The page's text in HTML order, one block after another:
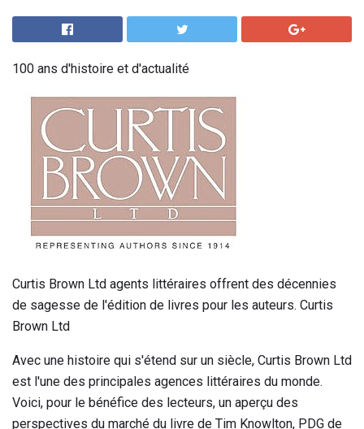
100 ans d'histoire et d'actualité
Curtis Brown Ltd agents littéraires offrent des décennies
de sagesse de l'édition de livres pour les auteurs. Curtis
Brown Ltd
Avec une histoire qui s'étend sur un siècle, Curtis Brown Ltd
est l'une des principales agences littéraires du monde.
Voici, pour le bénéfice des lecteurs, un aperçu des
perspectives du marché du livre de Tim Knowlton, PDG de